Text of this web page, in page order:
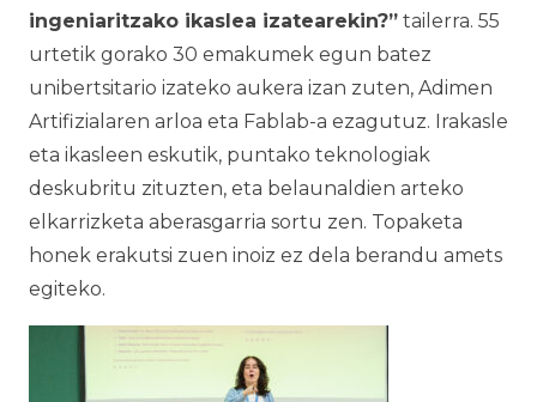
ingeniaritzako ikaslea izatearekin?” tailerra. 55
urtetik gorako 30 emakumek egun batez
unibertsitario izateko aukera izan zuten, Adimen
Artifizialaren arloa eta Fablab-a ezagutuz. Irakasle
eta ikasleen eskutik, puntako teknologiak
deskubritu zituzten, eta belaunaldien arteko
elkarrizketa aberasgarria sortu zen. Topaketa
honek erakutsi zuen inoiz ez dela berandu amets
egiteko.